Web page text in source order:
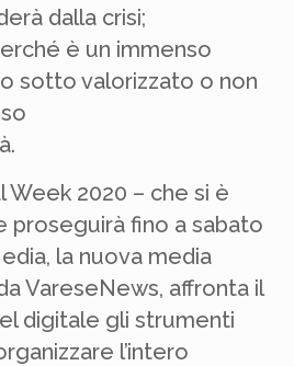
dalla crisi;
è un immenso
sotto valorizzato o non
Week 2020 – che si è
proseguirà fino a sabato
la nuova media
VareseNews, affronta il
digitale gli strumenti
l’intero